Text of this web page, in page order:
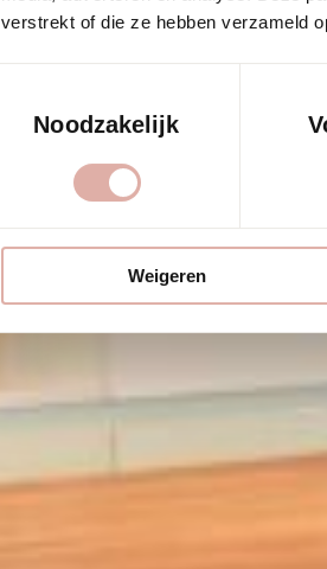
verstrekt of die ze hebben verzameld
Noodzakelijk
Weigeren